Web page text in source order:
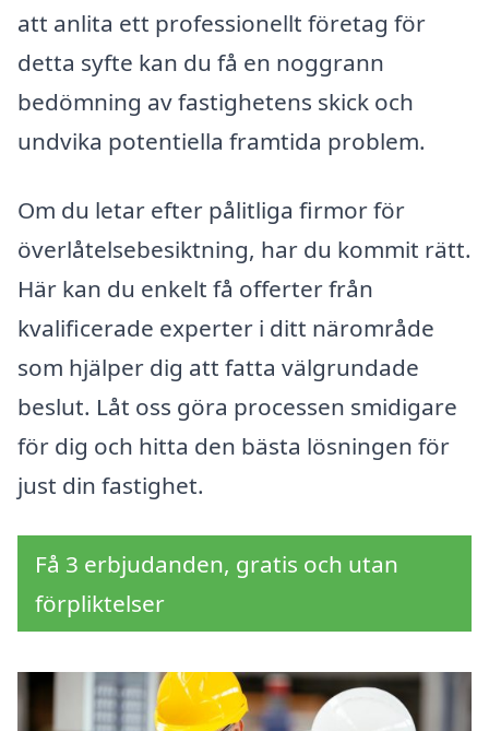
att anlita ett professionellt företag för
detta syfte kan du få en noggrann
bedömning av fastighetens skick och
undvika potentiella framtida problem.
Om du letar efter pålitliga firmor för
överlåtelsebesiktning, har du kommit rätt.
Här kan du enkelt få offerter från
kvalificerade experter i ditt närområde
som hjälper dig att fatta välgrundade
beslut. Låt oss göra processen smidigare
för dig och hitta den bästa lösningen för
just din fastighet.
Få 3 erbjudanden, gratis och utan
förpliktelser